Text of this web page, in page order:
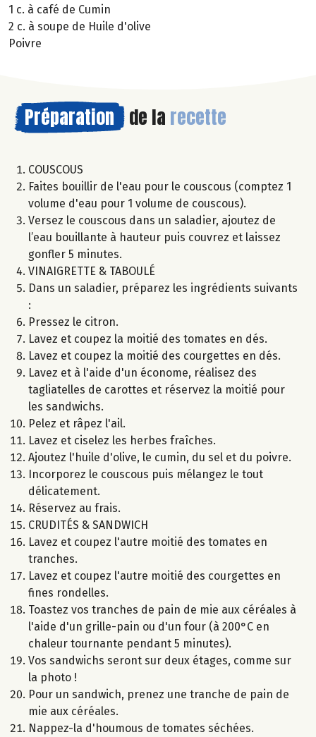
1 c. à café de Cumin
2 c. à soupe de Huile d'olive
Poivre
Préparation de la recette
COUSCOUS
Faites bouillir de l'eau pour le couscous (comptez 1
volume d'eau pour 1 volume de couscous).
Versez le couscous dans un saladier, ajoutez de
l’eau bouillante à hauteur puis couvrez et laissez
gonfler 5 minutes.
VINAIGRETTE & TABOULÉ
Dans un saladier, préparez les ingrédients suivants
:
Pressez le citron.
Lavez et coupez la moitié des tomates en dés.
Lavez et coupez la moitié des courgettes en dés.
Lavez et à l'aide d'un économe, réalisez des
tagliatelles de carottes et réservez la moitié pour
les sandwichs.
Pelez et râpez l'ail.
Lavez et ciselez les herbes fraîches.
Ajoutez l'huile d'olive, le cumin, du sel et du poivre.
Incorporez le couscous puis mélangez le tout
délicatement.
Réservez au frais.
CRUDITÉS & SANDWICH
Lavez et coupez l'autre moitié des tomates en
tranches.
Lavez et coupez l'autre moitié des courgettes en
fines rondelles.
Toastez vos tranches de pain de mie aux céréales à
l'aide d'un grille-pain ou d'un four (à 200°C en
chaleur tournante pendant 5 minutes).
Vos sandwichs seront sur deux étages, comme sur
la photo !
Pour un sandwich, prenez une tranche de pain de
mie aux céréales.
Nappez-la d'houmous de tomates séchées.